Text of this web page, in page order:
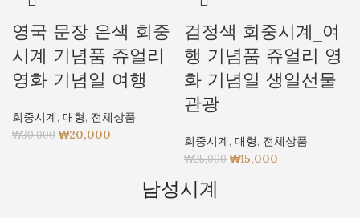
영국 문장 은색 회중
시계 기념품 쥬얼리
영화 기념일 여행
회중시계, 대형, 전체상품
₩30,000 ₩20,000
검정색 회중시계_여
행 기념품 쥬얼리 영
화 기념일 생일선물
관광
회중시계, 대형, 전체상품
₩25,000 ₩15,000
남성시계